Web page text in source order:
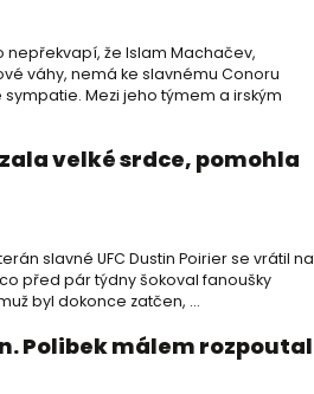
nepřekvapí, že Islam Machačev,
váhy, nemá ke slavnému Conoru
Mezi jeho týmem a irským
velké srdce, pomohla
slavné UFC Dustin Poirier se vrátil na
před pár týdny šokoval fanoušky
byl dokonce zatčen, ...
Polibek málem rozpoutal